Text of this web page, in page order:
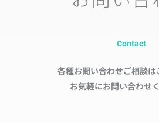
Contact
各種お問い合わせご相談は
お気軽にお問い合わせく